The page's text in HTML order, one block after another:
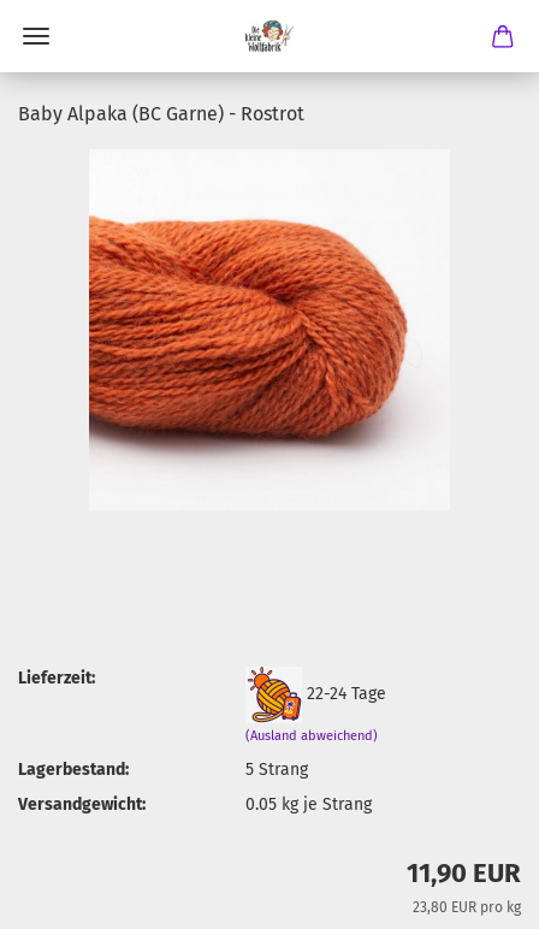
Baby Alpaka (BC Garne) - Rostrot
Lieferzeit:
22-24 Tage
(Ausland abweichend)
Lagerbestand: 5Strang
Versandgewicht:
0.05 kg je Strang
11,90 EUR
23,80 EUR pro kg